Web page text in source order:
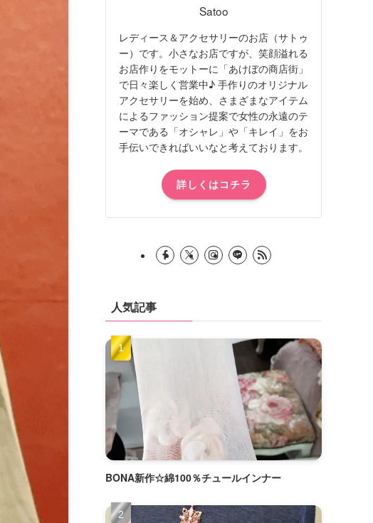
Satoo
レディース＆アクセサリーのお店（サトゥ
ー）です。小さなお店ですが、笑顔溢れる
お店作りをモットーに「あけぼの商店街」
で日々楽しく営業中♪ 手作りのオリジナル
アクセサリーを始め、さまざまなアイテム
によるファッション提案で女性の永遠のテ
ーマである「オシャレ」や「キレイ」をお
手伝いできればいいなと考えております。
詳しくはコチラ
人気記事
BONA新作☆綿100％チュールインナー